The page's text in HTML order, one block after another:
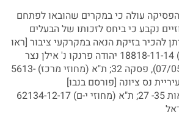
הפסיקה עולה כי במקרים שהובאו לפתחם
נקבע כי ביחס לזכותו של הבעלים
להכיר בזיקת הנאה במקרקעי ציבור [ראו
למשל, ת"א (מחוזי חי') 18818-11-14 יהודה פרנקו נ' אילן נצר
[פורסם בנבו] (07/05/2015), פסקה 32; ת"א (מחוזי מרכז) 5613-
נ' עיריית נס ציונה [פורסם בנבו]
(19/03/2021), פסקאות 35- 27; ת"א (מחוזי י-ם) 62134-12-17